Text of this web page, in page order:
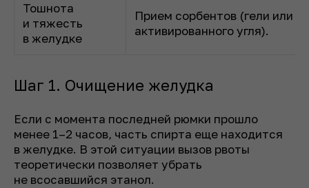
Тошнота
и тяжесть
в желудке
Прием сорбентов (гели или
активированного угля).
Шаг 1. Очищение желудка
Если с момента последней рюмки прошло
менее 1–2 часов, часть спирта еще находится
в желудке. В этой ситуации вызов рвоты
теоретически позволяет убрать
не всосавшийся этанол.